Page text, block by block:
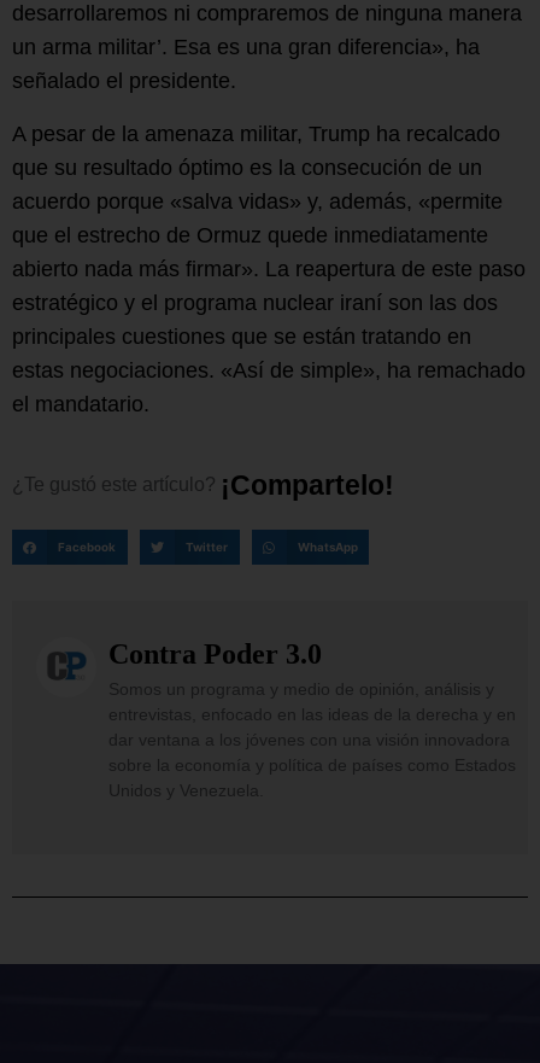
desarrollaremos ni compraremos de ninguna manera
un arma militar’. Esa es una gran diferencia», ha
señalado el presidente.
A pesar de la amenaza militar, Trump ha recalcado
que su resultado óptimo es la consecución de un
acuerdo porque «salva vidas» y, además, «permite
que el estrecho de Ormuz quede inmediatamente
abierto nada más firmar». La reapertura de este paso
estratégico y el programa nuclear iraní son las dos
principales cuestiones que se están tratando en
estas negociaciones. «Así de simple», ha remachado
el mandatario.
¿Te gustó este artículo? ¡Compartelo!
Facebook Twitter WhatsApp
Contra Poder 3.0
Somos un programa y medio de opinión, análisis y
entrevistas, enfocado en las ideas de la derecha y en
dar ventana a los jóvenes con una visión innovadora
sobre la economía y política de países como Estados
Unidos y Venezuela.